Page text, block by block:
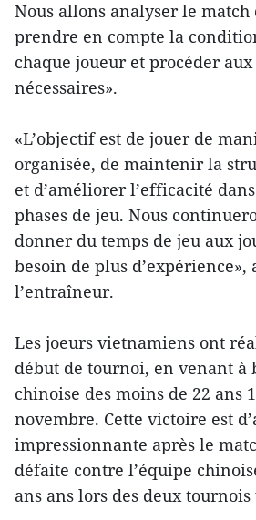
Nous allons analyser le match
prendre en compte la
chaque joueur et procéder
nécessaires».
«L’objectif est de jouer de
organisée, de maintenir la
et d’améliorer l’efficacité
phases de jeu. Nous
donner du temps de jeu aux
besoin de plus d’expérience»,
l’entraîneur.
Les joeurs vietnamiens ont
début de tournoi, en venant à
chinoise des moins de 22 ans
novembre. Cette victoire est
impressionnante après le
défaite contre l’équipe
ans ans lors des deux tournois